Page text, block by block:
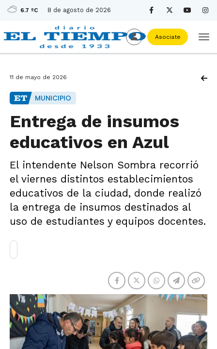
6.7 ºC 8 de agosto de 2026
Asociate
11 de mayo de 2026
MUNICIPIO
Entrega de insumos
educativos en Azul
El intendente Nelson Sombra recorrió
el viernes distintos establecimientos
educativos de la ciudad, donde realizó
la entrega de insumos destinados al
uso de estudiantes y equipos docentes.